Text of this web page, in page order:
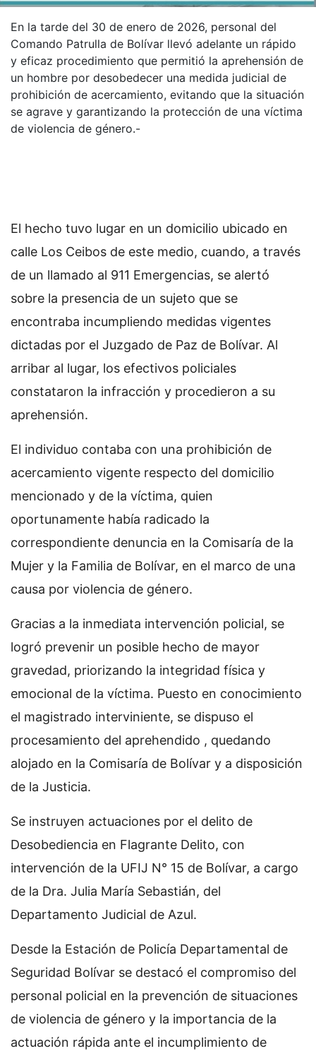
En la tarde del 30 de enero de 2026, personal del
Comando Patrulla de Bolívar llevó adelante un rápido
y eficaz procedimiento que permitió la aprehensión de
un hombre por desobedecer una medida judicial de
prohibición de acercamiento, evitando que la situación
se agrave y garantizando la protección de una víctima
de violencia de género.-
El hecho tuvo lugar en un domicilio ubicado en
calle Los Ceibos de este medio, cuando, a través
de un llamado al 911 Emergencias, se alertó
sobre la presencia de un sujeto que se
encontraba incumpliendo medidas vigentes
dictadas por el Juzgado de Paz de Bolívar. Al
arribar al lugar, los efectivos policiales
constataron la infracción y procedieron a su
aprehensión.
El individuo contaba con una prohibición de
acercamiento vigente respecto del domicilio
mencionado y de la víctima, quien
oportunamente había radicado la
correspondiente denuncia en la Comisaría de la
Mujer y la Familia de Bolívar, en el marco de una
causa por violencia de género.
Gracias a la inmediata intervención policial, se
logró prevenir un posible hecho de mayor
gravedad, priorizando la integridad física y
emocional de la víctima. Puesto en conocimiento
el magistrado interviniente, se dispuso el
procesamiento del aprehendido , quedando
alojado en la Comisaría de Bolívar y a disposición
de la Justicia.
Se instruyen actuaciones por el delito de
Desobediencia en Flagrante Delito, con
intervención de la UFIJ N° 15 de Bolívar, a cargo
de la Dra. Julia María Sebastián, del
Departamento Judicial de Azul.
Desde la Estación de Policía Departamental de
Seguridad Bolívar se destacó el compromiso del
personal policial en la prevención de situaciones
de violencia de género y la importancia de la
actuación rápida ante el incumplimiento de